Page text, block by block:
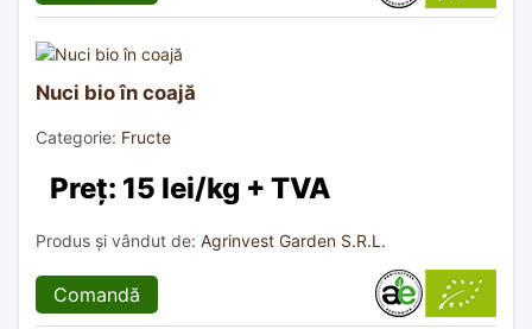
Nuci bio în coajă
Categorie: Fructe
Preț: 15 lei/kg + TVA
Produs și vândut de: Agrinvest Garden S.R.L.
Comandă